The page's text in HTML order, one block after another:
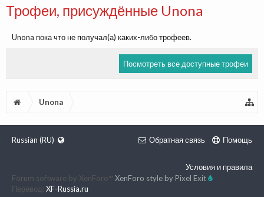
Трофеи, присуждённые Unona
Unona пока что не получал(а) каких-либо трофеев.
Посмотреть все доступные трофеи
Unona
Russian (RU) Обратная связь Помощь
Условия и правила
Forum software by XenForo™XenForo style by Pixel Exit
Перевод: XF-Russia.ru